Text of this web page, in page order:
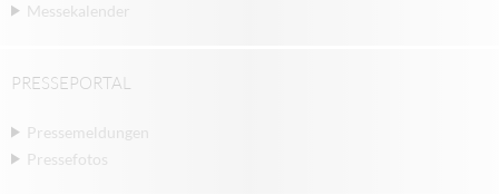
Messekalender
PRESSEPORTAL
Pressemeldungen
Pressefotos